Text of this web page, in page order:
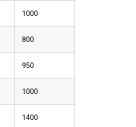
1000
800
950
1000
1400